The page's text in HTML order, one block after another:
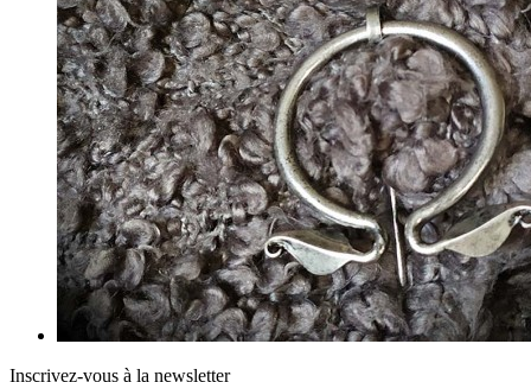
Inscrivez-vous à la newsletter